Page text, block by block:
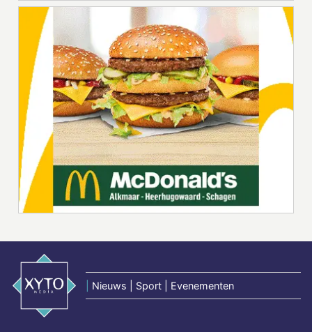
Nieuws | Sport | Evenementen